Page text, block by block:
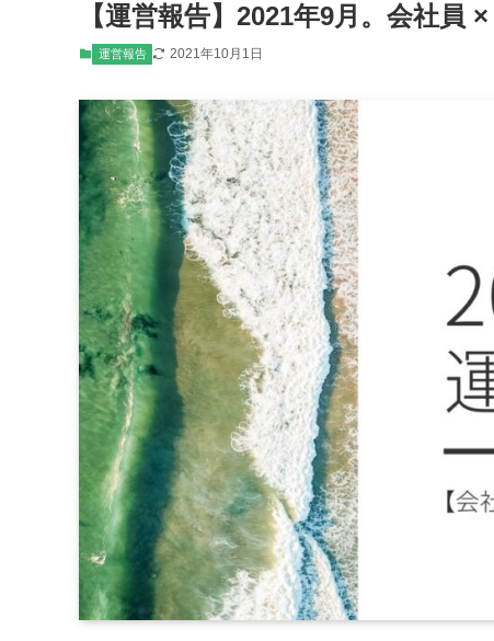
【運営報告】2021年9月。会社員
運営報告 2021年10月1日